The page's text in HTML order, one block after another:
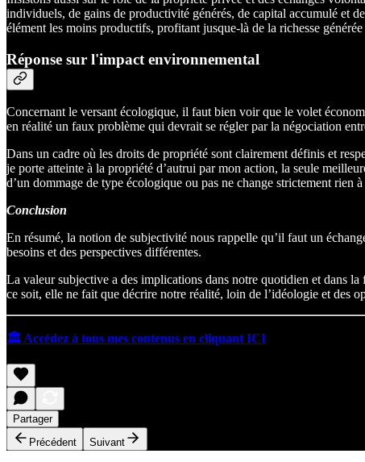
individuels, de gains de productivité générés, de capital accumulé et
élément les moins productifs, profitant jusque-là de la richesse générée
Réponse sur l'impact environnemental
Concernant le versant écologique, il faut bien voir que le volet
en réalité un faux problème qui devrait se régler par la négociation
Dans un cadre où les droits de propriété sont clairement définis et
je porte atteinte à la propriété d’autrui par mon action, la seule
d’un dommage de type écologique ou pas ne change strictement rien
Conclusion
En résumé, la notion de subjectivité nous rappelle qu’il faut un
besoins et des perspectives différentes.
La valeur subjective a des implications dans notre quotidien et dans
ce soit, elle ne fait que décrire notre réalité, loin de l’idéologie et des
🏛 Accédez à tous mes contenus en cliquant ICI
Partager
Précédent
Suivant